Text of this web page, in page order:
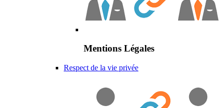
Mentions Légales
Respect de la vie privée